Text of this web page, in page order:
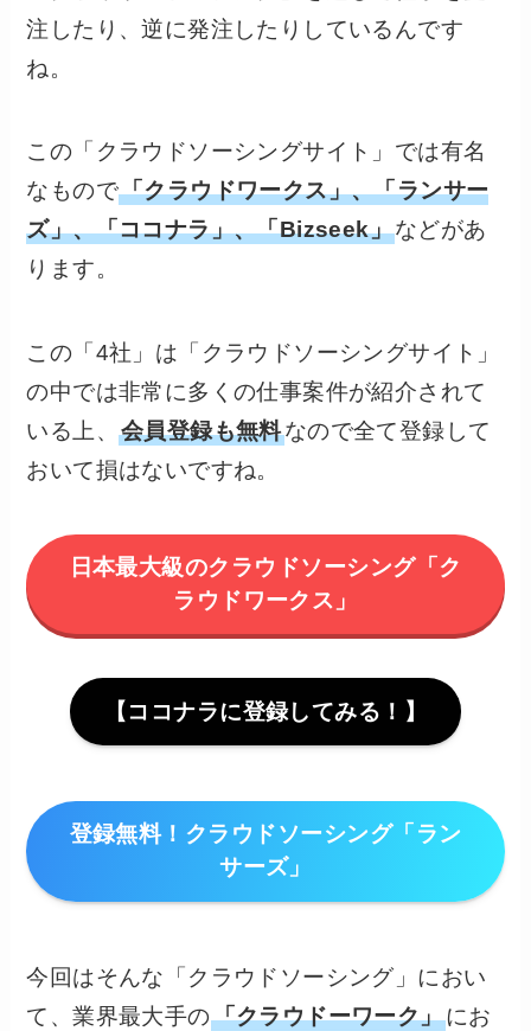
注したり、逆に発注したりしているんです
ね。
この「クラウドソーシングサイト」では有名
なもので「クラウドワークス」、「ランサー
ズ」、「ココナラ」、「Bizseek」などがあ
ります。
この「4社」は「クラウドソーシングサイト」
の中では非常に多くの仕事案件が紹介されて
いる上、会員登録も無料なので全て登録して
おいて損はないですね。
日本最大級のクラウドソーシング「ク
ラウドワークス」
【ココナラに登録してみる！】
登録無料！クラウドソーシング「ラン
サーズ」
今回はそんな「クラウドソーシング」におい
て、業界最大手の「クラウドーワーク」にお